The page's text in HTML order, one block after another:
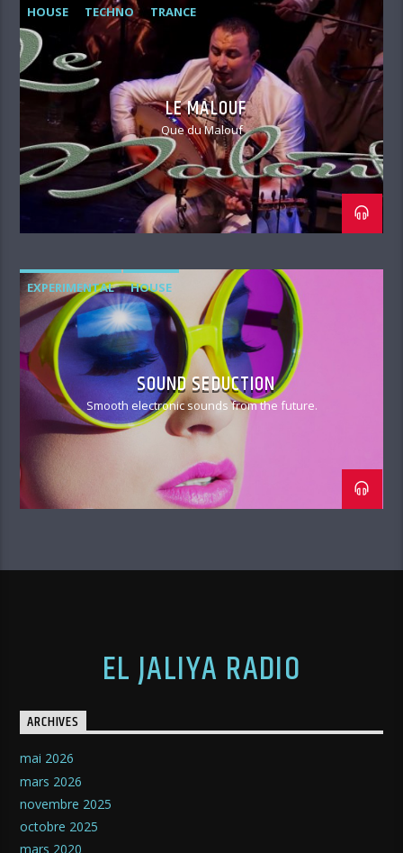
HOUSE TECHNO TRANCE
LE MALOUF
Que du Malouf
EXPERIMENTAL HOUSE
SOUND SEDUCTION
Smooth electronic sounds from the future.
EL JALIYA RADIO
ARCHIVES
mai 2026
mars 2026
novembre 2025
octobre 2025
mars 2020